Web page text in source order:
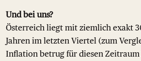
Und bei uns?
Österreich liegt mit ziemlich exakt
Jahren im letzten Viertel (zum
Inflation betrug für diesen Zeitraum